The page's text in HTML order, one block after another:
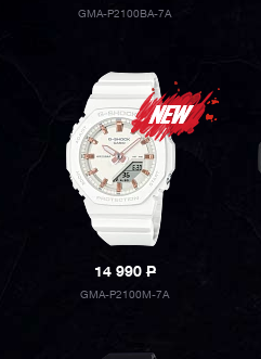
GMA-P2100BA-7A
14 990P
GMA-P2100M-7A